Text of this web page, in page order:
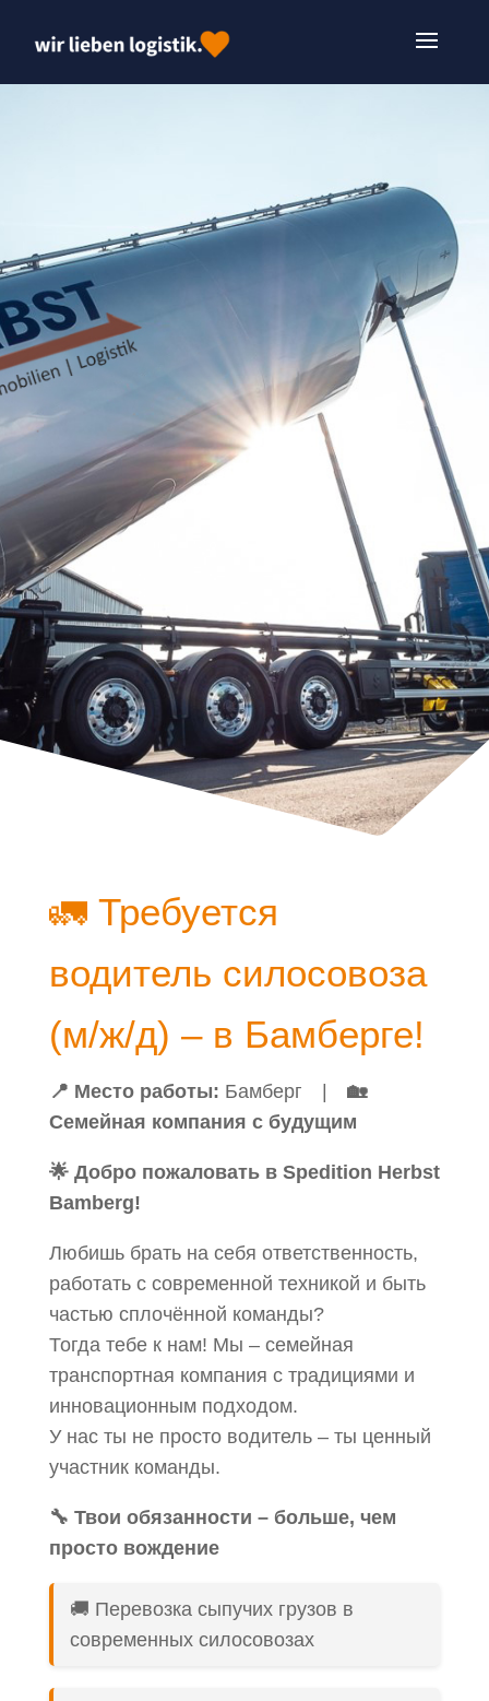
🚛 Требуется
водитель силосовоза
(м/ж/д) – в Бамберге!
📍 Место работы: Бамберг | 🏡
Семейная компания с будущим
🌟 Добро пожаловать в Spedition Herbst
Bamberg!
Любишь брать на себя ответственность,
работать с современной техникой и быть
частью сплочённой команды?
Тогда тебе к нам! Мы – семейная
транспортная компания с традициями и
инновационным подходом.
У нас ты не просто водитель – ты ценный
участник команды.
🔧 Твои обязанности – больше, чем
просто вождение
🚚 Перевозка сыпучих грузов в
современных силосовозах